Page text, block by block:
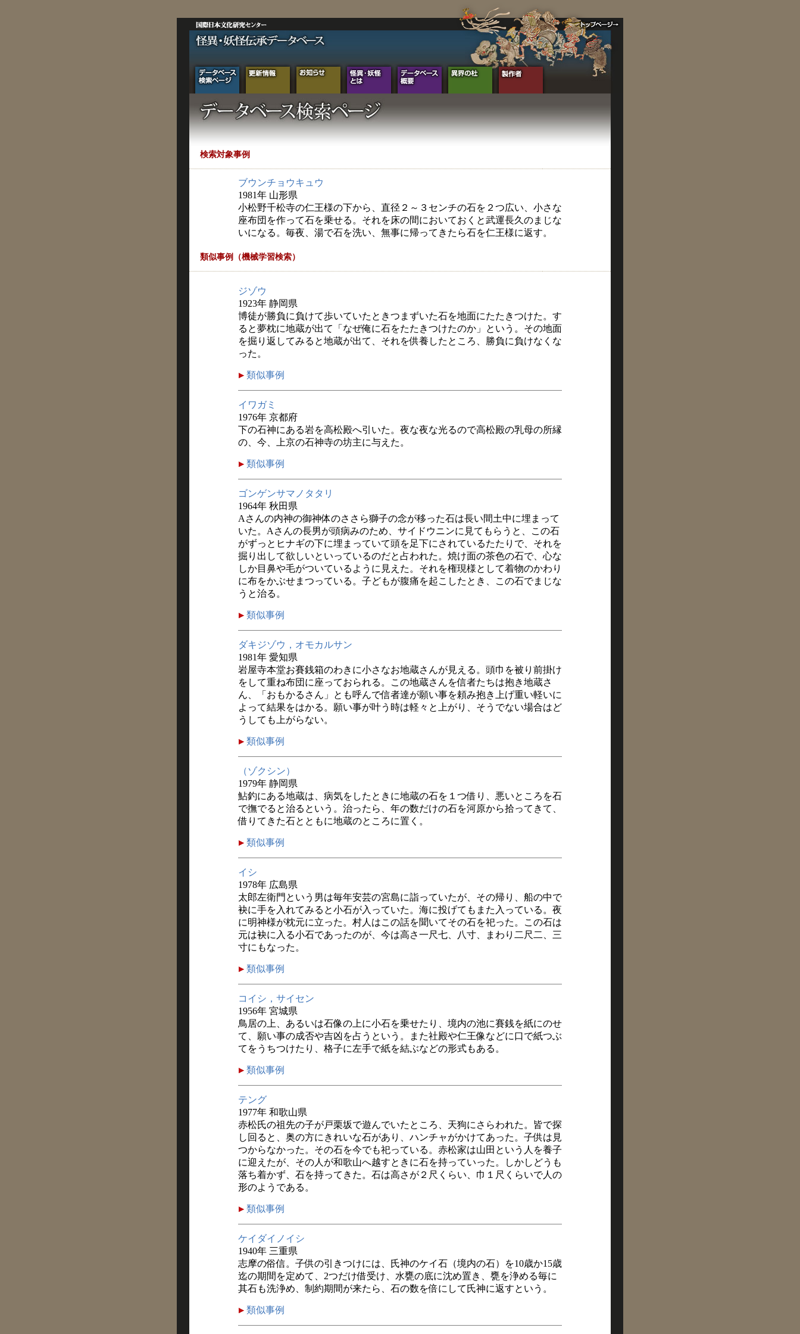
検索対象事例
ブウンチョウキュウ
1981年 山形県
小松野千松寺の仁王様の下から、直径２～３センチの石を２つ広い、小さな
座布団を作って石を乗せる。それを床の間においておくと武運長久のまじな
いになる。毎夜、湯で石を洗い、無事に帰ってきたら石を仁王様に返す。
類似事例（機械学習検索）
ジゾウ
1923年 静岡県
博徒が勝負に負けて歩いていたときつまずいた石を地面にたたきつけた。す
ると夢枕に地蔵が出て「なぜ俺に石をたたきつけたのか」という。その地面
を掘り返してみると地蔵が出て、それを供養したところ、勝負に負けなくな
った。
類似事例
イワガミ
1976年 京都府
下の石神にある岩を高松殿へ引いた。夜な夜な光るので高松殿の乳母の所縁
の、今、上京の石神寺の坊主に与えた。
類似事例
ゴンゲンサマノタタリ
1964年 秋田県
Aさんの内神の御神体のささら獅子の念が移った石は長い間土中に埋まって
いた。Aさんの長男が頭病みのため、サイドウニンに見てもらうと、この石
がずっとヒナギの下に埋まっていて頭を足下にされているたたりで、それを
掘り出して欲しいといっているのだと占われた。焼け面の茶色の石で、心な
しか目鼻や毛がついているように見えた。それを権現様として着物のかわり
に布をかぶせまつっている。子どもが腹痛を起こしたとき、この石でまじな
うと治る。
類似事例
ダキジゾウ，オモカルサン
1981年 愛知県
岩屋寺本堂お賽銭箱のわきに小さなお地蔵さんが見える。頭巾を被り前掛け
をして重ね布団に座っておられる。この地蔵さんを信者たちは抱き地蔵さ
ん、「おもかるさん」とも呼んで信者達が願い事を頼み抱き上げ重い軽いに
よって結果をはかる。願い事が叶う時は軽々と上がり、そうでない場合はど
うしても上がらない。
類似事例
（ゾクシン）
1979年 静岡県
鮎釣にある地蔵は、病気をしたときに地蔵の石を１つ借り、悪いところを石
で撫でると治るという。治ったら、年の数だけの石を河原から拾ってきて、
借りてきた石とともに地蔵のところに置く。
類似事例
イシ
1978年 広島県
太郎左衛門という男は毎年安芸の宮島に詣っていたが、その帰り、船の中で
袂に手を入れてみると小石が入っていた。海に投げてもまた入っている。夜
に明神様が枕元に立った。村人はこの話を聞いてその石を祀った。この石は
元は袂に入る小石であったのが、今は高さ一尺七、八寸、まわり二尺二、三
寸にもなった。
類似事例
コイシ，サイセン
1956年 宮城県
鳥居の上、あるいは石像の上に小石を乗せたり、境内の池に賽銭を紙にのせ
て、願い事の成否や吉凶を占うという。また社殿や仁王像などに口で紙つぶ
てをうちつけたり、格子に左手で紙を結ぶなどの形式もある。
類似事例
テング
1977年 和歌山県
赤松氏の祖先の子が戸栗坂で遊んでいたところ、天狗にさらわれた。皆で探
し回ると、奥の方にきれいな石があり、ハンチャがかけてあった。子供は見
つからなかった。その石を今でも祀っている。赤松家は山田という人を養子
に迎えたが、その人が和歌山へ越すときに石を持っていった。しかしどうも
落ち着かず、石を持ってきた。石は高さが２尺くらい、巾１尺くらいで人の
形のようである。
類似事例
ケイダイノイシ
1940年 三重県
志摩の俗信。子供の引きつけには、氏神のケイ石（境内の石）を10歳か15歳
迄の期間を定めて、2つだけ借受け、水甕の底に沈め置き、甕を浄める毎に
其石も洗浄め、制約期間が来たら、石の数を倍にして氏神に返すという。
類似事例